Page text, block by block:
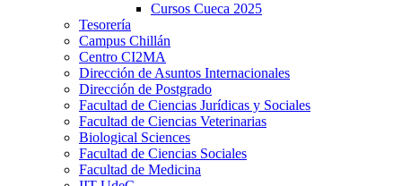
Cursos Cueca 2025
Tesorería
Campus Chillán
Centro CI2MA
Dirección de Asuntos Internacionales
Dirección de Postgrado
Facultad de Ciencias Jurídicas y Sociales
Facultad de Ciencias Veterinarias
Biological Sciences
Facultad de Ciencias Sociales
Facultad de Medicina